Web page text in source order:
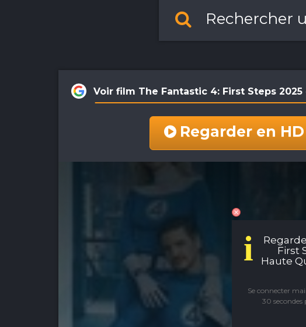
Voir film The Fantastic 4: First Steps 2025
Regarder en HD
i
First
Haute
Se connecter
30